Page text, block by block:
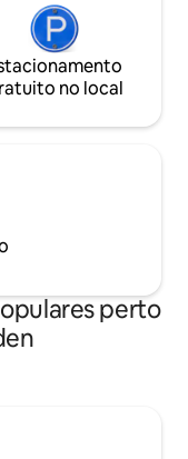
no local
perto